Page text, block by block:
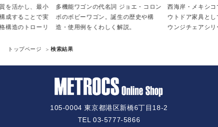
を活かし、最小
成することで実
構造のトローリ
多機能ワゴンの代名詞 ジョエ・コロン
ボのボビーワゴン。誕生の歴史や構
造・使用例をくわしく解説。
西海岸・メキシ
ウトドア家具と
ウンジチェアシリ
トップページ 検索結果
105-0004 東京都港区新橋6丁目18-2
TEL 03-5777-5866